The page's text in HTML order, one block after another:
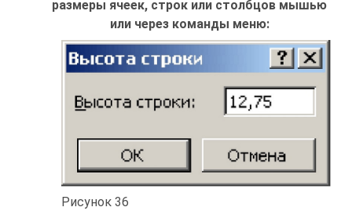
размеры ячеек, строк или столбцов мышью
или через команды меню:
Рисунок 36